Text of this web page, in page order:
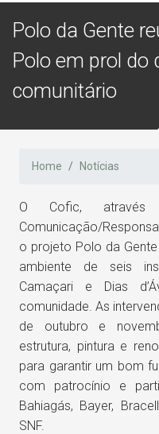
Polo da Gente
Polo em prol do
comunitário
Home Notícias
O Cofic,
Comunicação/
o projeto Polo da
ambiente de seis
Camaçari e Dias
comunidade. As
de outubro e
estrutura, pintura e
para garantir um bom
com patrocínio e
Bahiagás, Bayer,
SNF.